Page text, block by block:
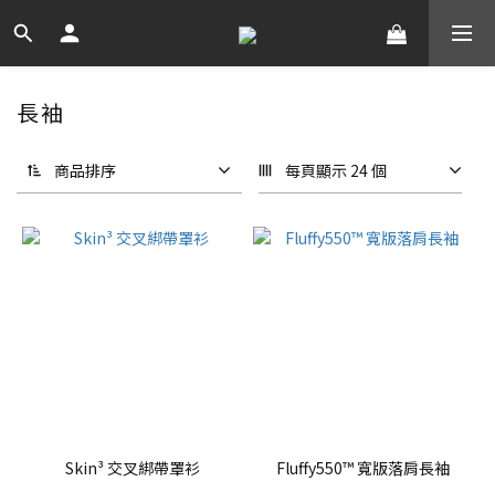
長袖
商品排序 每頁顯示 24 個
Skin³ 交叉綁帶罩衫 Fluffy550™ 寬版落肩長袖